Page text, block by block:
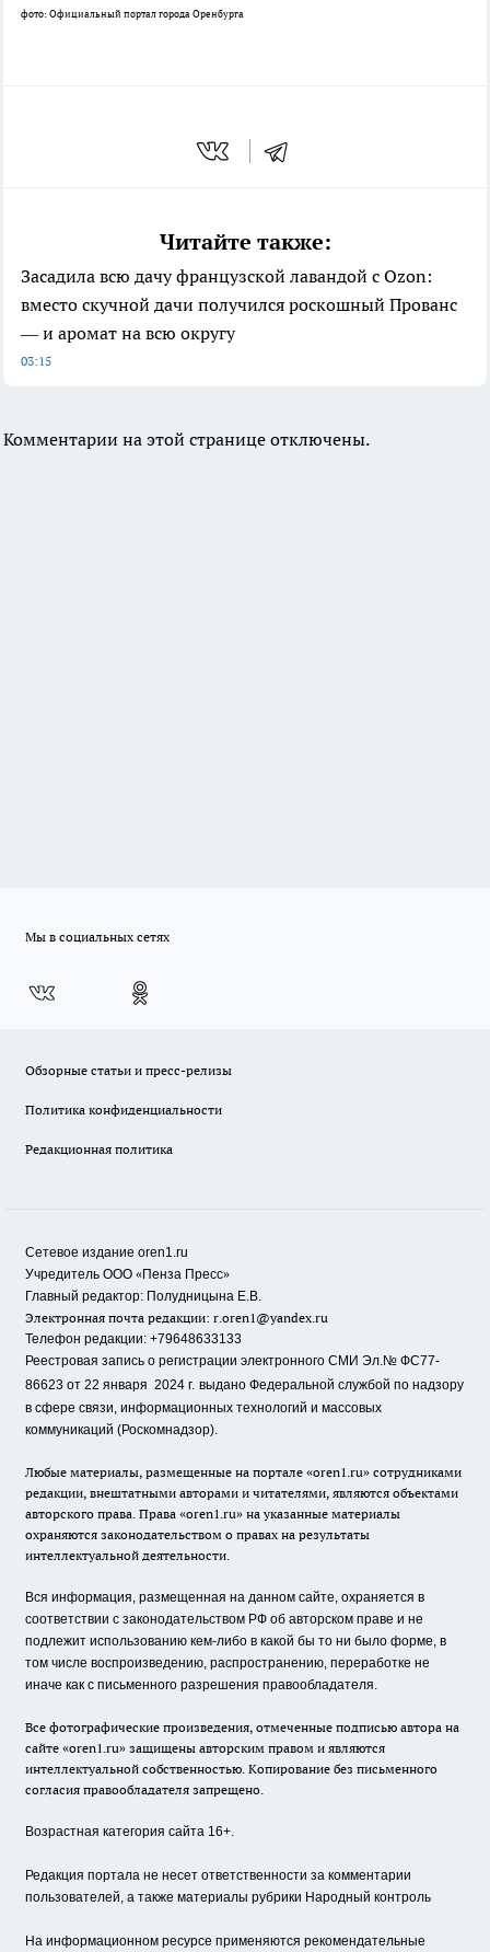
фото: Официальный портал города Оренбурга
Читайте также:
Засадила всю дачу французской лавандой с Ozon:
вместо скучной дачи получился роскошный Прованс
— и аромат на всю округу
03:15
Комментарии на этой странице отключены.
Мы в социальных сетях
Обзорные статьи и пресс-релизы
Политика конфиденциальности
Редакционная политика
Сетевое издание oren1.ru
Учредитель ООО «Пенза Пресс»
Главный редактор: Полудницына Е.В.
Электронная почта редакции: r.oren1@yandex.ru
Телефон редакции: +79648633133
Реестровая запись о регистрации электронного СМИ Эл.№ ФС77-
86623 от 22 января 2024 г. выдано Федеральной службой по надзору
в сфере связи, информационных технологий и массовых
коммуникаций (Роскомнадзор).
Любые материалы, размещенные на портале «oren1.ru» сотрудниками
редакции, внештатными авторами и читателями, являются объектами
авторского права. Права «oren1.ru» на указанные материалы
охраняются законодательством о правах на результаты
интеллектуальной деятельности.
Вся информация, размещенная на данном сайте, охраняется в
соответствии с законодательством РФ об авторском праве и не
подлежит использованию кем-либо в какой бы то ни было форме, в
том числе воспроизведению, распространению, переработке не
иначе как с письменного разрешения правообладателя.
Все фотографические произведения, отмеченные подписью автора на
сайте «oren1.ru» защищены авторским правом и являются
интеллектуальной собственностью. Копирование без письменного
согласия правообладателя запрещено.
Возрастная категория сайта 16+.
Редакция портала не несет ответственности за комментарии
пользователей, а также материалы рубрики Народный контроль
На информационном ресурсе применяются рекомендательные